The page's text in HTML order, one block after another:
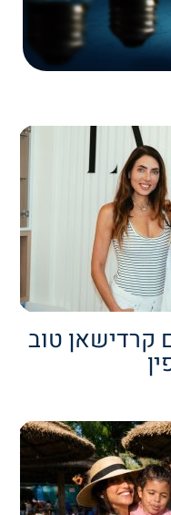
קרדישאן טוב